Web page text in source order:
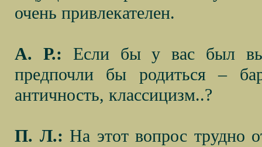
очень привлекателен.
А. Р.: Если бы у вас был
предпочли бы родиться –
античность, классицизм..?
П. Л.: На этот вопрос трудно